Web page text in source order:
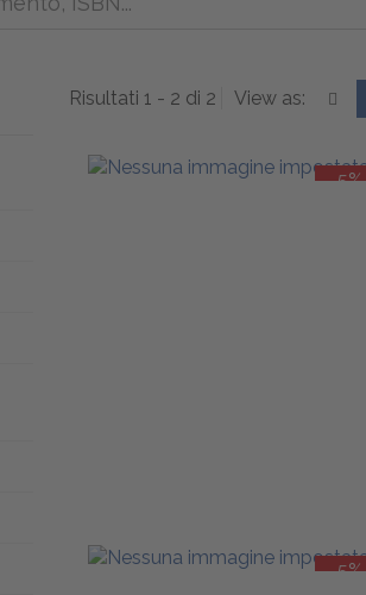
Risultati 1 - 2 di 2 View as:
-5%
-5%